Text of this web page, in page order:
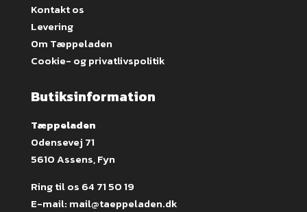
Kontakt os
Levering
Om Tæppeladen
Cookie- og privatlivspolitik
Butiksinformation
Tæppeladen
Odensevej 71
5610 Assens, Fyn
Ring til os 64 71 50 19
E-mail: mail@taeppeladen.dk